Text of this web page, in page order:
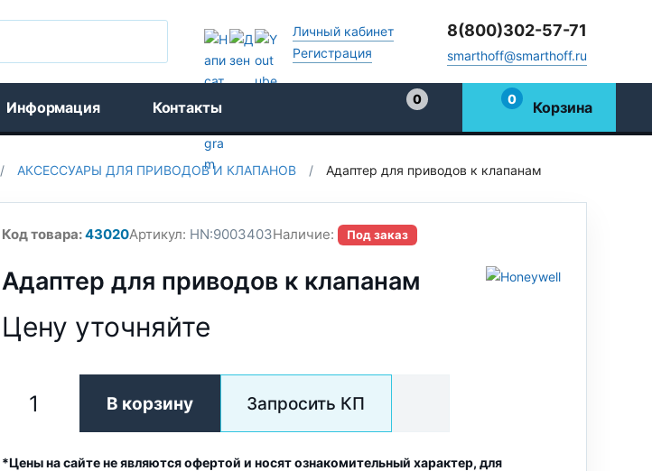
Личный кабинет
Регистрация
8(800)302-57-71
smarthoff@smarthoff.ru
Информация Контакты
0
0 Корзина
/ АКСЕССУАРЫ ДЛЯ ПРИВОДОВ И КЛАПАНОВ / Адаптер для приводов к клапанам
Код товара:43020Артикул: HN:9003403Наличие: Под заказ
Адаптер для приводов к клапанам
Цену уточняйте
В корзину Запросить КП
*Цены на сайте не являются офертой и носят ознакомительный характер, для